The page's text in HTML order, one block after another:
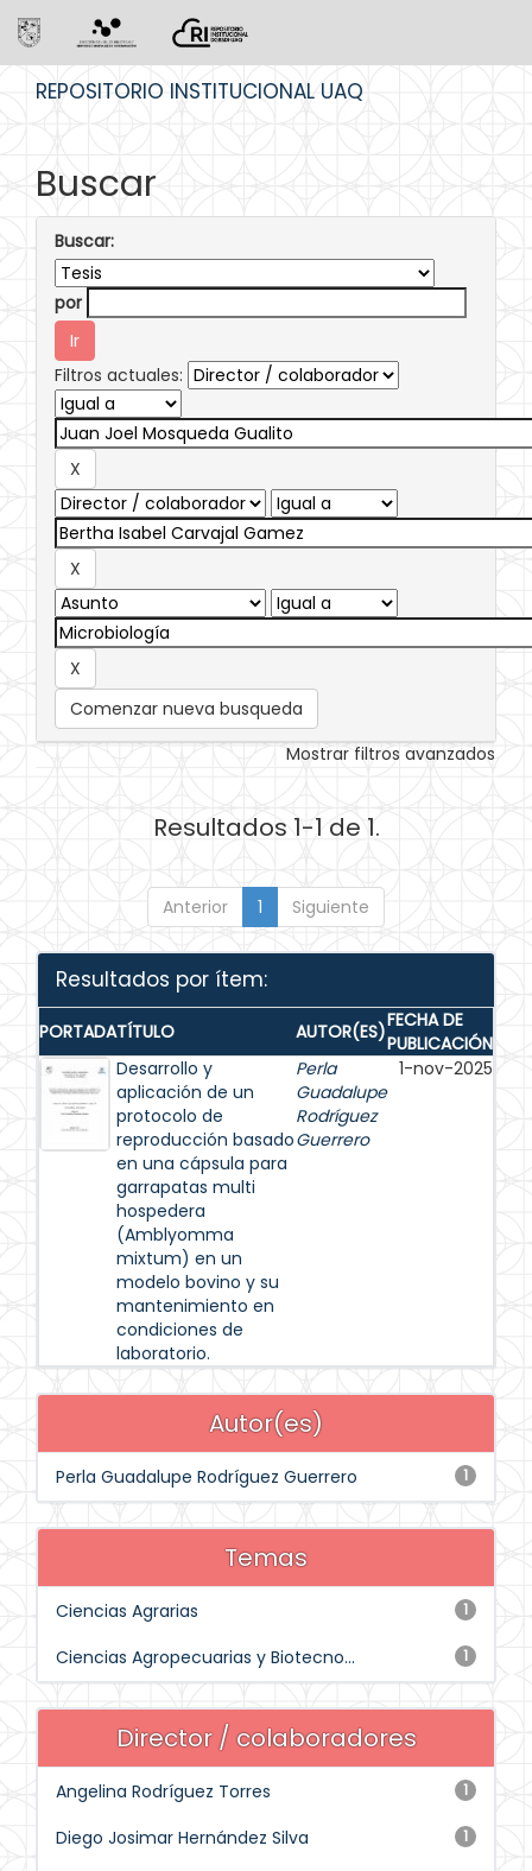
REPOSITORIO INSTITUCIONAL UAQ
Buscar
Buscar:
por
Filtros actuales:
Comenzar nueva busqueda
Mostrar filtros avanzados
Resultados 1-1 de 1.
Anterior 1 Siguiente
Resultados por ítem:
PORTADATÍTULO AUTOR(ES)FECHA DE
PUBLICACIÓN
Desarrollo y
aplicación de un
protocolo de
reproducción basado
en una cápsula para
garrapatas multi
hospedera
(Amblyomma
mixtum) en un
modelo bovino y su
mantenimiento en
condiciones de
laboratorio.
Perla
Guadalupe
Rodríguez
Guerrero
1-nov-2025
Autor(es)
1
Perla Guadalupe Rodríguez Guerrero
Temas
1
Ciencias Agrarias
1
Ciencias Agropecuarias y Biotecno...
Director / colaboradores
1
Angelina Rodríguez Torres
1
Diego Josimar Hernández Silva